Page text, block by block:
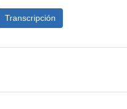
Transcripción